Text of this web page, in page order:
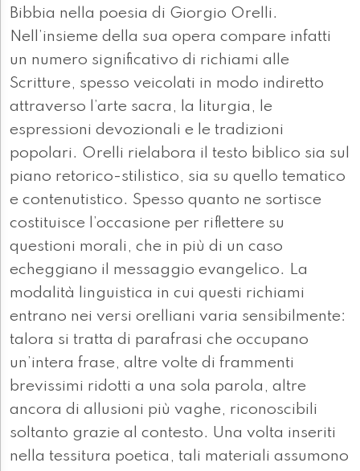
Bibbia nella poesia di Giorgio Orelli.
Nell’insieme della sua opera compare infatti
un numero significativo di richiami alle
Scritture, spesso veicolati in modo indiretto
attraverso l’arte sacra, la liturgia, le
espressioni devozionali e le tradizioni
popolari. Orelli rielabora il testo biblico sia sul
piano retorico-stilistico, sia su quello tematico
e contenutistico. Spesso quanto ne sortisce
costituisce l’occasione per riflettere su
questioni morali, che in più di un caso
echeggiano il messaggio evangelico. La
modalità linguistica in cui questi richiami
entrano nei versi orelliani varia sensibilmente:
talora si tratta di parafrasi che occupano
un’intera frase, altre volte di frammenti
brevissimi ridotti a una sola parola, altre
ancora di allusioni più vaghe, riconoscibili
soltanto grazie al contesto. Una volta inseriti
nella tessitura poetica, tali materiali assumono